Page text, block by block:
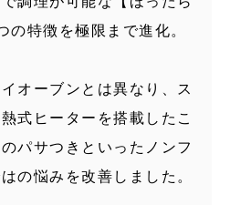
の特徴を極限まで進化。
オーブンとは異なり、ス
式ヒーターを搭載したこ
パサつきといったノンフ
の悩みを改善しました。